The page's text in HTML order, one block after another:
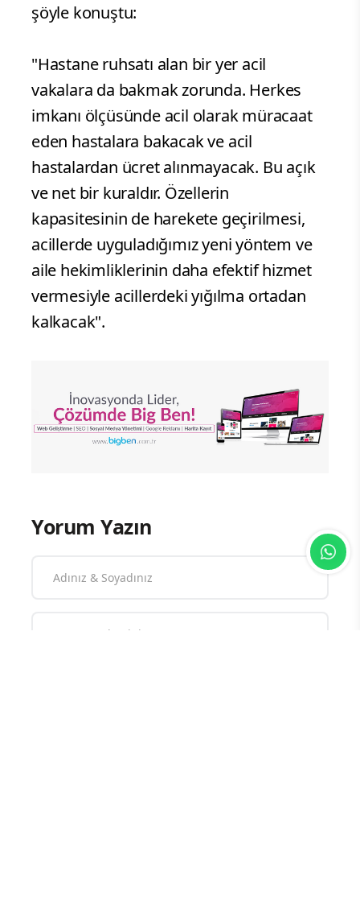
şöyle konuştu:
"Hastane ruhsatı alan bir yer acil
vakalara da bakmak zorunda. Herkes
imkanı ölçüsünde acil olarak müracaat
eden hastalara bakacak ve acil
hastalardan ücret alınmayacak. Bu açık
ve net bir kuraldır. Özellerin
kapasitesinin de harekete geçirilmesi,
acillerde uyguladığımız yeni yöntem ve
aile hekimliklerinin daha efektif hizmet
vermesiyle acillerdeki yığılma ortadan
kalkacak".
Yorum Yazın